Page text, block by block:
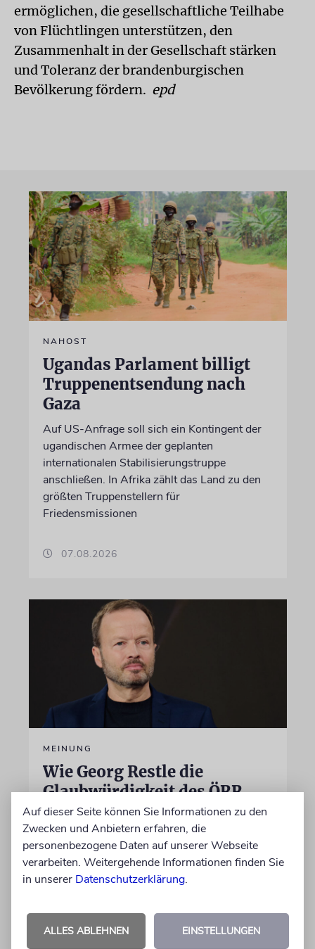
ermöglichen, die gesellschaftliche Teilhabe
von Flüchtlingen unterstützen, den
Zusammenhalt in der Gesellschaft stärken
und Toleranz der brandenburgischen
Bevölkerung fördern. epd
NAHOST
Ugandas Parlament billigt
Truppenentsendung nach
Gaza
Auf US-Anfrage soll sich ein Kontingent der
ugandischen Armee der geplanten
internationalen Stabilisierungstruppe
anschließen. In Afrika zählt das Land zu den
größten Truppenstellern für
Friedensmissionen
07.08.2026
MEINUNG
Wie Georg Restle die
Glaubwürdigkeit des ÖRR
untergräbt
Nach dem X-Post des Journalisten hat sich
Felix Schotland, Vorstand der Synagogen-
Gemeinde Köln, an WDR-
Programmdirektorin Andrea Schafarczyk
Auf dieser Seite können Sie Informationen zu den
Zwecken und Anbietern erfahren, die
personenbezogene Daten auf unserer Webseite
verarbeiten. Weitergehende Informationen finden Sie
in unserer Datenschutzerklärung.
ALLES ABLEHNEN EINSTELLUNGEN